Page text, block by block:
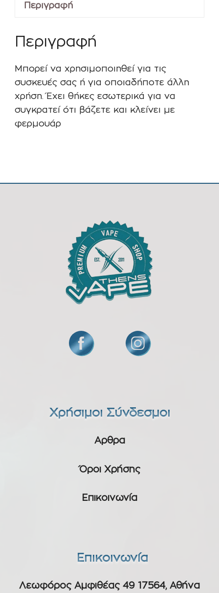
Περιγραφή
Περιγραφή
Μπορεί να χρησιμοποιηθεί για τις
συσκευές σας ή για οποιαδήποτε άλλη
χρήση. Έχει θήκες εσωτερικά για να
συγκρατεί ότι βάζετε και κλείνει με
φερμουάρ
Χρήσιμοι Σύνδεσμοι
Αρθρα
Όροι Χρήσης
Επικοινωνία
Επικοινωνία
Λεωφόρος Αμφιθέας 49 17564, Αθήνα